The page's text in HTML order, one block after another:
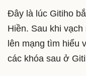
Đây là lúc Gitiho
Hiền. Sau khi
lên mạng tìm hiểu
các khóa sau ở